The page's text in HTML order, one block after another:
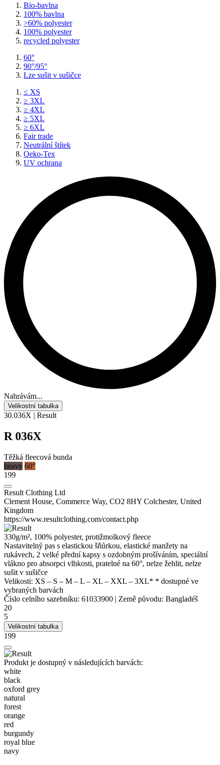
Bio-bavlna
100% bavlna
>60% polyester
100% polyester
recycled polyester
60°
90°/95°
Lze sušit v sušičce
≤ XS
≥ 3XL
≥ 4XL
≥ 5XL
≥ 6XL
Fair trade
Neutrální štítek
Oeko-Tex
UV ochrana
Nahrávám...
Velikostní tabulka
30.036X | Result
R 036X
Těžká fleecová bunda
heavy 60°
199
Result Clothing Ltd
Clement House, Commerce Way, CO2 8HY Colchester, United
Kingdom
https://www.resultclothing.com/contact.php
330g/m², 100% polyester, protižmolkový fleece
Nastavitelný pas s elastickou šňůrkou, elastické manžety na
rukávech, 2 velké přední kapsy s ozdobným prošíváním, speciální
vlákno pro absorpci vlhkosti, pratelné na 60°, nelze žehlit, nelze
sušit v sušičce
Velikosti: XS – S – M – L – XL – XXL – 3XL* * dostupné ve
vybraných barvách
Číslo celního sazebníku: 61033900 | Země původu: Bangladéš
20
5
Velikostní tabulka
199
Produkt je dostupný v následujících barvách:
white
black
oxford grey
natural
forest
orange
red
burgundy
royal blue
navy